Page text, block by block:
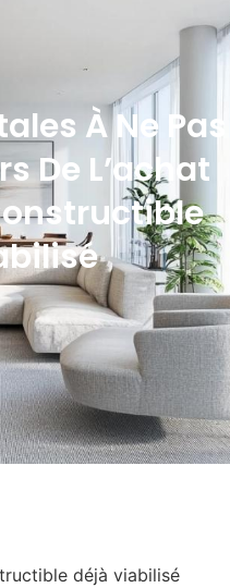
À Ne Pas
De L’achat
déjà viabilisé